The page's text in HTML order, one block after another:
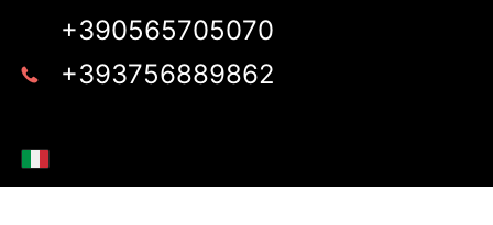
+390565705070
+393756889862